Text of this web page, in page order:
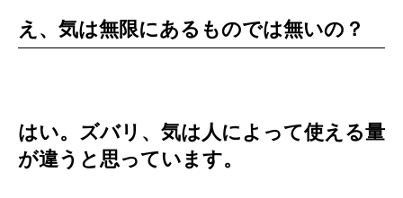
え、気は無限にあるものでは無いの？
はい。ズバリ、気は人によって使える量
が違うと思っています。